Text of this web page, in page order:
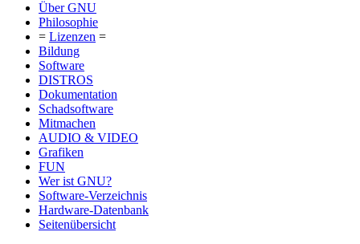
Über GNU
Philosophie
= Lizenzen =
Bildung
Software
DISTROS
Dokumentation
Schadsoftware
Mitmachen
AUDIO & VIDEO
Grafiken
FUN
Wer ist GNU?
Software-Verzeichnis
Hardware-Datenbank
Seitenübersicht